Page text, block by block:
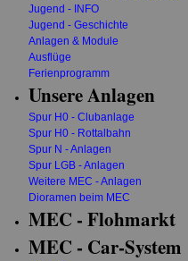
Jugend - INFO
Jugend - Geschichte
Anlagen & Module
Ausflüge
Ferienprogramm
Unsere Anlagen
Spur H0 - Clubanlage
Spur H0 - Rottalbahn
Spur N - Anlagen
Spur LGB - Anlagen
Weitere MEC - Anlagen
Dioramen beim MEC
MEC - Flohmarkt
MEC - Car-System